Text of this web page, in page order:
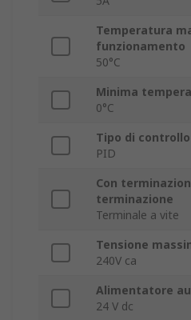
Temperatura
funzionamento
50°C
Minima
0°C
Tipo di controllo
PID
Con
terminazione
Terminale a vite
Tensione
240V ca
Alimentatore
24 V dc